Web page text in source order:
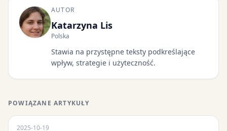
AUTOR
Katarzyna Lis
Polska
Stawia na przystępne teksty podkreślające
wpływ, strategie i użyteczność.
POWIĄZANE ARTYKUŁY
2025-10-19